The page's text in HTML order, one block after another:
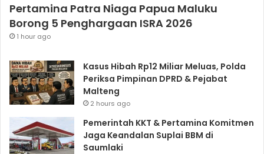
Pertamina Patra Niaga Papua Maluku
Borong 5 Penghargaan ISRA 2026
1 hour ago
Kasus Hibah Rp12 Miliar Meluas, Polda
Periksa Pimpinan DPRD & Pejabat
Malteng
2 hours ago
Pemerintah KKT & Pertamina Komitmen
Jaga Keandalan Suplai BBM di
Saumlaki